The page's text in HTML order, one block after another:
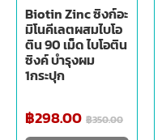
Biotin Zinc ซิงก์อะ
มิโนคีเลตผสมไบโอ
ติน 90 เม็ด ไบโอติน
ซิงค์ บำรุงผม
1กระปุก
฿298.00 ฿350.00